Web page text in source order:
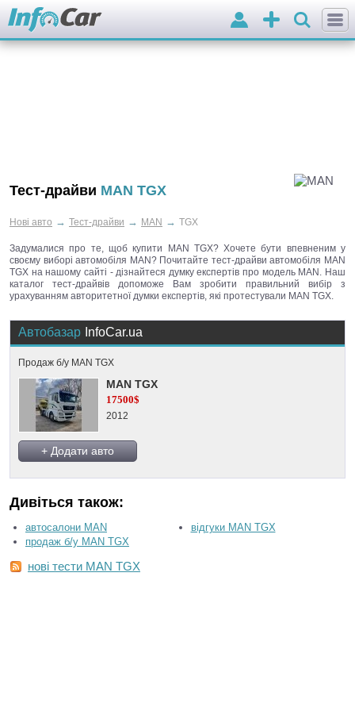
Додати
оголошення
Вхід
Тест-драйви MAN TGX
Нові авто → Тест-драйви → MAN → TGX
Задумалися про те, щоб купити MAN TGX? Хочете бути впевненим у
своєму виборі автомобіля MAN? Почитайте тест-драйви автомобіля MAN
TGX на нашому сайті - дізнайтеся думку експертів про модель MAN. Наш
каталог тест-драйвів допоможе Вам зробити правильний вибір з
урахуванням авторитетної думки експертів, які протестували MAN TGX.
Автобазар InfoCar.ua
Продаж б/у MAN TGX
MAN TGX
17500$
2012
+ Додати авто
Дивіться також:
автосалони MAN
продаж б/у MAN TGX
відгуки MAN TGX
нові тести MAN TGX